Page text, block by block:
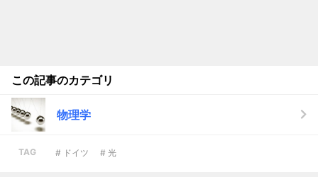
この記事のカテゴリ
物理学
TAG # ドイツ # 光